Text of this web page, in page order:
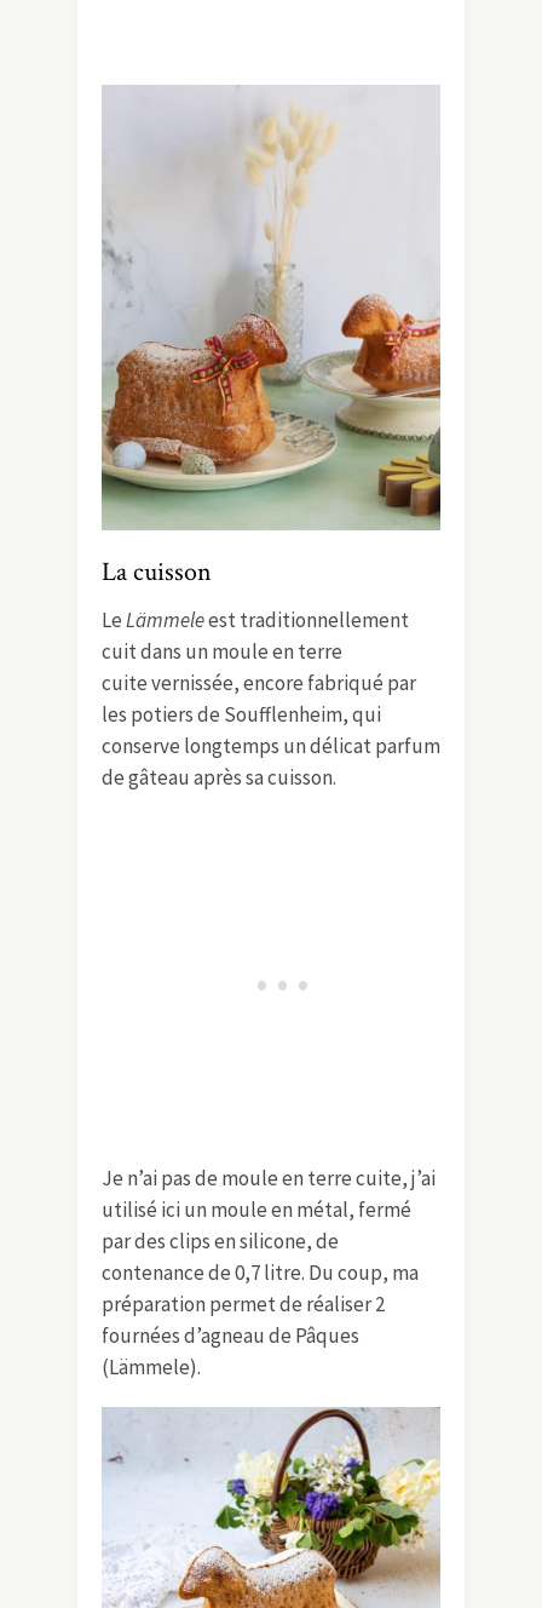
La cuisson
LeLämmeleest traditionnellement
cuit dans un moule en terre
cuite vernissée, encore fabriqué par
les potiers de Soufflenheim, qui
conserve longtemps un délicat parfum
de gâteau après sa cuisson.
Je n’ai pas de moule en terre cuite, j’ai
utilisé ici un moule en métal, fermé
par des clips en silicone, de
contenance de 0,7 litre. Du coup, ma
préparation permet de réaliser 2
fournées d’agneau de Pâques
(Lämmele).